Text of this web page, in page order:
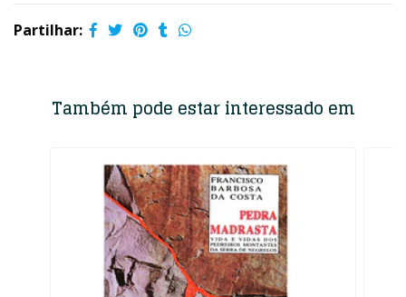
Partilhar:
Também pode estar interessado em